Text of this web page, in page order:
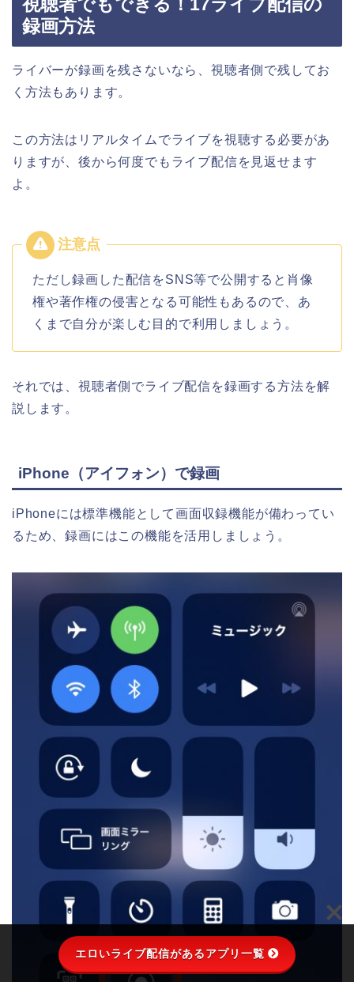
録画方法
ライバーが録画を残さないなら、視聴者側で残してお
く方法もあります。
この方法はリアルタイムでライブを視聴する必要があ
りますが、後から何度でもライブ配信を見返せます
よ。
ただし録画した配信をSNS等で公開すると肖像
権や著作権の侵害となる可能性もあるので、あ
くまで自分が楽しむ目的で利用しましょう。
それでは、視聴者側でライブ配信を録画する方法を解
説します。
iPhone（アイフォン）で録画
iPhoneには標準機能として画面収録機能が備わってい
るため、録画にはこの機能を活用しましょう。
エロいライブ配信があるアプリ一覧